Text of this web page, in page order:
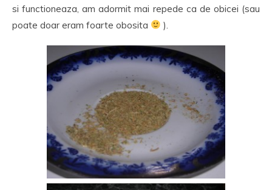
si functioneaza, am adormit mai repede ca de obicei (sau
poate doar eram foarte obosita
).